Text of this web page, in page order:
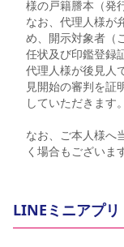
様の戸籍謄本（発
なお、代理人様が
め、開示対象者（
任状及び印鑑登録
代理人様が後見人
見開始の審判を証
していただきます。
なお、ご本人様へ
く場合もございま
LINEミニアプ